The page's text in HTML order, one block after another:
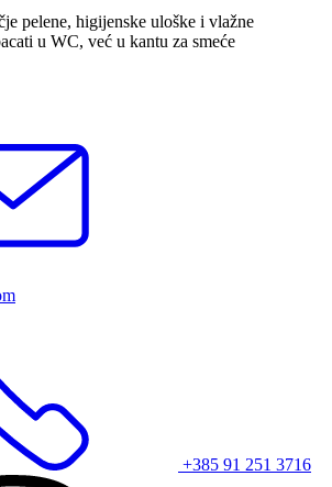
pelene, higijenske uloške i vlažne
u WC, već u kantu za smeće
+385 91 251 3716